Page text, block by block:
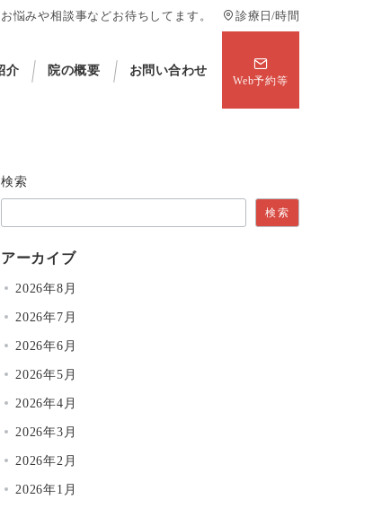
お悩みや相談事などお待ちしてます。 診療日/時間
介 院の概要 お問い合わせ
Web予約等
検索
検索
アーカイブ
2026年8月
2026年7月
2026年6月
2026年5月
2026年4月
2026年3月
2026年2月
2026年1月